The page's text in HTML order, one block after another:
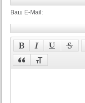
Ваш E-Mail: